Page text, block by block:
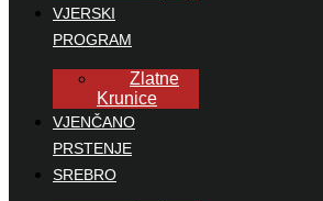
VJERSKI
PROGRAM
Zlatne
Krunice
VJENČANO
PRSTENJE
SREBRO